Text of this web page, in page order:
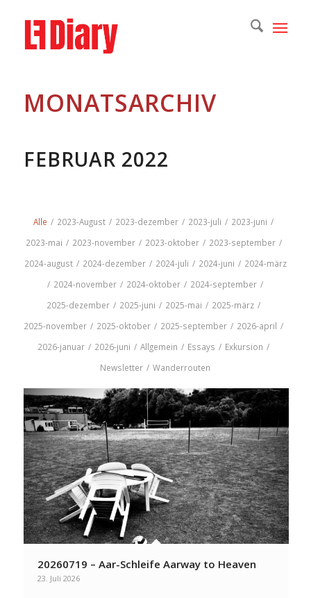
MONATSARCHIV
FEBRUAR 2022
Alle / 2023-August / 2023-dezember / 2023-juli / 2023-juni /
2023-mai / 2023-november / 2023-oktober / 2023-september /
2024-august / 2024-dezember / 2024-juli / 2024-juni / 2024-märz
/ 2024-november / 2024-oktober / 2024-september /
2025-dezember / 2025-juni / 2025-mai / 2025-märz /
2025-november / 2025-oktober / 2025-september / 2026-april /
2026-januar / 2026-juni / Allgemein / Essays / Exkursion /
Newsletter / Wanderrouten
20260719 – Aar-Schleife Aarway to Heaven
23. Juli 2026